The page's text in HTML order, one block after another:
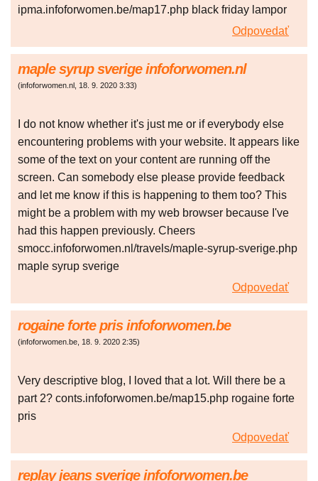
ipma.infoforwomen.be/map17.php black friday lampor
Odpovedať
maple syrup sverige infoforwomen.nl
(infoforwomen.nl , 18. 9. 2020 3:33)
I do not know whether it's just me or if everybody else
encountering problems with your website. It appears like
some of the text on your content are running off the
screen. Can somebody else please provide feedback
and let me know if this is happening to them too? This
might be a problem with my web browser because I've
had this happen previously. Cheers
smocc.infoforwomen.nl/travels/maple-syrup-sverige.php
maple syrup sverige
Odpovedať
rogaine forte pris infoforwomen.be
(infoforwomen.be, 18. 9. 2020 2:35)
Very descriptive blog, I loved that a lot. Will there be a
part 2? conts.infoforwomen.be/map15.php rogaine forte
pris
Odpovedať
replay jeans sverige infoforwomen.be